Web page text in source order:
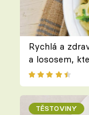
Rychlá a
a lososem,
TĚSTOVINY